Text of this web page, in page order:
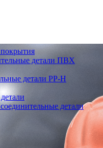
детали ПВХ
детали PP-H
детали